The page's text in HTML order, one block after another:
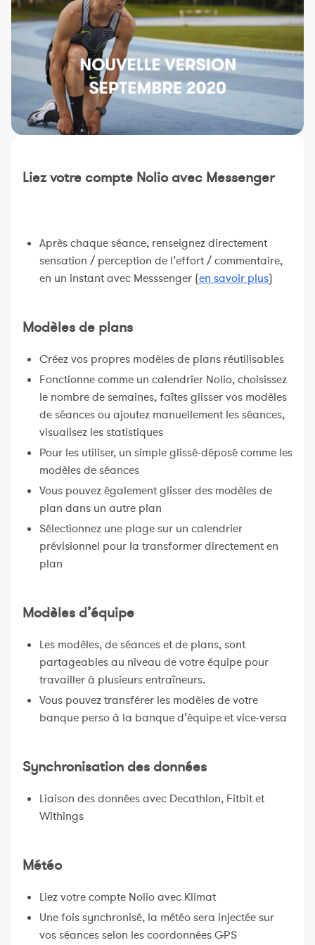
Constructeur de séances
Sportif Premium
L'équipe Nolio
FAQ
Liez votre compte Nolio avec Messenger
Après chaque séance, renseignez directement
sensation / perception de l’effort / commentaire,
en un instant avec Messsenger (en savoir plus)
Modèles de plans
Créez vos propres modèles de plans réutilisables
Fonctionne comme un calendrier Nolio, choisissez
le nombre de semaines, faîtes glisser vos modèles
de séances ou ajoutez manuellement les séances,
visualisez les statistiques
Pour les utiliser, un simple glissé-déposé comme les
modèles de séances
Vous pouvez également glisser des modèles de
plan dans un autre plan
Sélectionnez une plage sur un calendrier
prévisionnel pour la transformer directement en
plan
Modèles d’équipe
Les modèles, de séances et de plans, sont
partageables au niveau de votre équipe pour
travailler à plusieurs entraîneurs.
Vous pouvez transférer les modèles de votre
banque perso à la banque d’équipe et vice-versa
Synchronisation des données
Liaison des données avec Decathlon, Fitbit et
Withings
Météo
Liez votre compte Nolio avec Klimat
Une fois synchronisé, la météo sera injectée sur
vos séances selon les coordonnées GPS